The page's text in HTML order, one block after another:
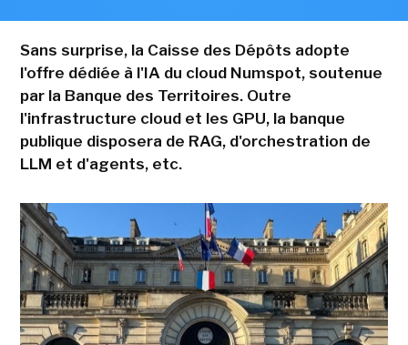
Sans surprise, la Caisse des Dépôts adopte
l'offre dédiée à l'IA du cloud Numspot, soutenue
par la Banque des Territoires. Outre
l'infrastructure cloud et les GPU, la banque
publique disposera de RAG, d'orchestration de
LLM et d'agents, etc.